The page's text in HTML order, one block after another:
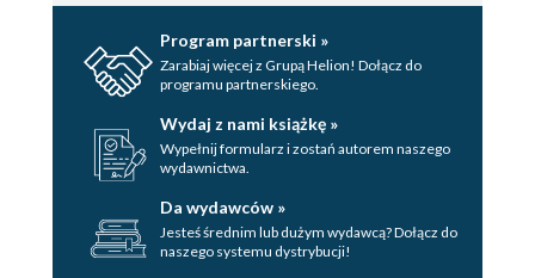
Program partnerski »
Zarabiaj więcej z Grupą Helion! Dołącz do
programu partnerskiego.
Wydaj z nami książkę »
Wypełnij formularz i zostań autorem naszego
wydawnictwa.
Da wydawców »
Jesteś średnim lub dużym wydawcą? Dołącz do
naszego systemu dystrybucji!